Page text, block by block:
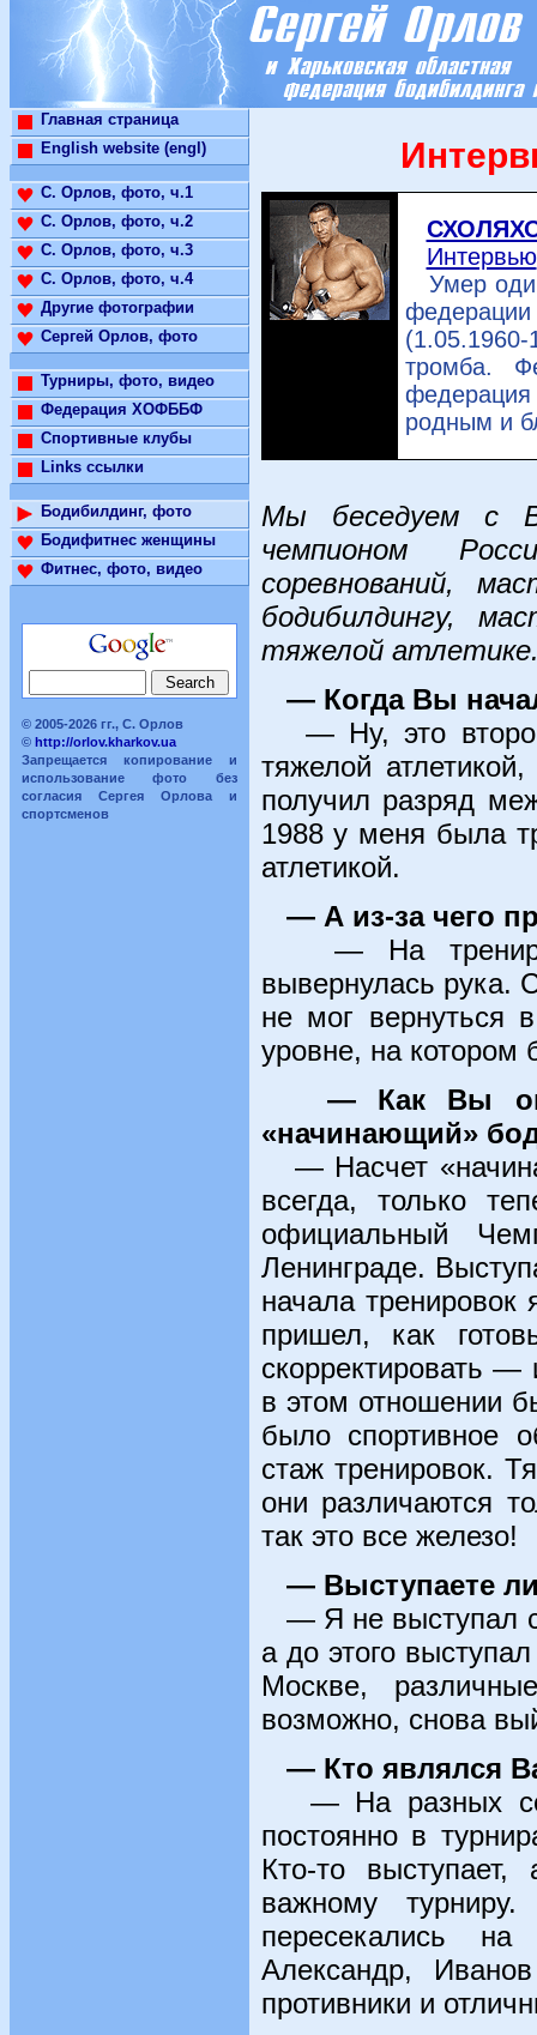
Главная страница
English website (engl)
С. Орлов, фото, ч.1
С. Орлов, фото, ч.2
С. Орлов, фото, ч.3
С. Орлов, фото, ч.4
Другие фотографии
Сергей Орлов, фото
Турниры, фото, видео
Федерация ХОФББФ
Спортивные клубы
Links ссылки
Бодибилдинг, фото
Бодифитнес женщины
Фитнес, фото, видео
© 2005-2026 гг., С. Орлов
© http://orlov.kharkov.ua
Запрещается копирование и
использование фото без
согласия Сергея Орлова и
спортсменов
Интервью
Умер
(1.05.1960-
тромба.
федерация
родным и
Мы беседуем с
чемпионом
соревнований,
бодибилдингу,
тяжелой
— Когда Вы
— Ну, это
тяжелой
получил разряд
1988 у меня была
атлетикой.
— А из-за чего
— На
вывернулась рука.
не мог вернуться
уровне, на котором
— Как Вы
«начинающий»
— Насчет
всегда, только
официальный
Ленинграде.
начала
пришел, как
скорректировать —
в этом отношении
было спортивное
стаж тренировок.
они различаются
так это все железо!
— Выступаете
— Я не выступал с
а до этого
Москве,
возможно, снова
— Кто являлся
— На разных
постоянно в
Кто-то
важному
пересекались
Александр,
противники и